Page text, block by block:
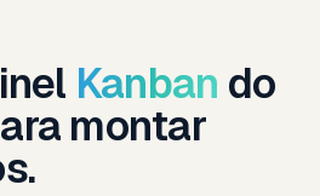
Kanban do
montar